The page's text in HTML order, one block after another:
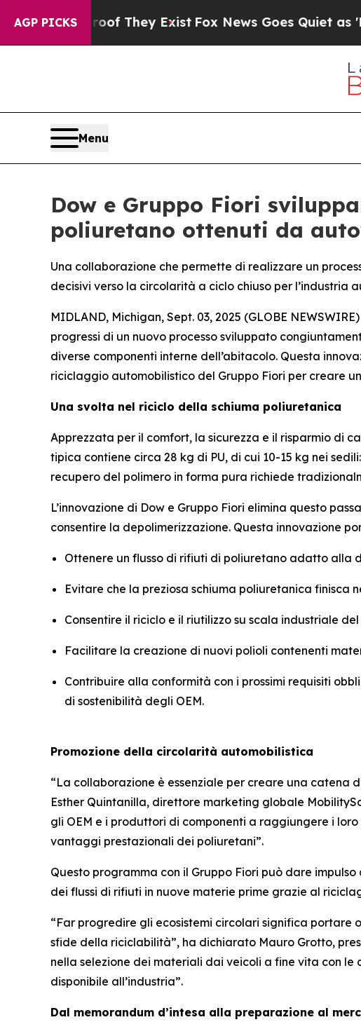
AGP PICKS
Proof They Exist Fox News Goes Quiet as 'Maga
Menu
Dow e Gruppo Fiori
poliuretano ottenuti da
Una collaborazione che permette di realizzare un
decisivi verso la circolarità a ciclo chiuso per l’industria
MIDLAND, Michigan, Sept. 03, 2025 (GLOBE
progressi di un nuovo processo sviluppato
diverse componenti interne dell’abitacolo. Questa
riciclaggio automobilistico del Gruppo Fiori per creare
Una svolta nel riciclo della schiuma poliuretanica
Apprezzata per il comfort, la sicurezza e il risparmio di
tipica contiene circa 28 kg di PU, di cui 10-15 kg nei
recupero del polimero in forma pura richiede
L’innovazione di Dow e Gruppo Fiori elimina questo
consentire la depolimerizzazione. Questa innovazione
Ottenere un flusso di rifiuti di poliuretano adatto alla
Evitare che la preziosa schiuma poliuretanica finisca
Consentire il riciclo e il riutilizzo su scala industriale
Facilitare la creazione di nuovi polioli contenenti
Contribuire alla conformità con i prossimi requisiti
di sostenibilità degli OEM.
Promozione della circolarità automobilistica
“La collaborazione è essenziale per creare una catena
Esther Quintanilla, direttore marketing globale
gli OEM e i produttori di componenti a raggiungere i
vantaggi prestazionali dei poliuretani”.
Questo programma con il Gruppo Fiori può dare
dei flussi di rifiuti in nuove materie prime grazie al
“Far progredire gli ecosistemi circolari significa
sfide della riciclabilità”, ha dichiarato Mauro Grotto,
nella selezione dei materiali dai veicoli a fine vita con
disponibile all’industria”.
Dal memorandum d’intesa alla preparazione al